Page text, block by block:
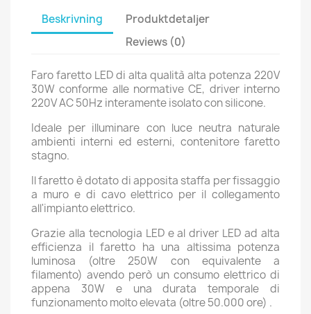
Beskrivning
Produktdetaljer
Reviews (0)
Faro faretto LED di alta qualità alta potenza 220V
30W conforme alle normative CE, driver interno
220V AC 50Hz interamente isolato con silicone.
Ideale per illuminare con luce neutra naturale
ambienti interni ed esterni, contenitore faretto
stagno.
Il faretto è dotato di apposita staffa per fissaggio
a muro e di cavo elettrico per il collegamento
all'impianto elettrico.
Grazie alla tecnologia LED e al driver LED ad alta
efficienza il faretto ha una altissima potenza
luminosa (oltre 250W con equivalente a
filamento) avendo però un consumo elettrico di
appena 30W e una durata temporale di
funzionamento molto elevata (oltre 50.000 ore) .